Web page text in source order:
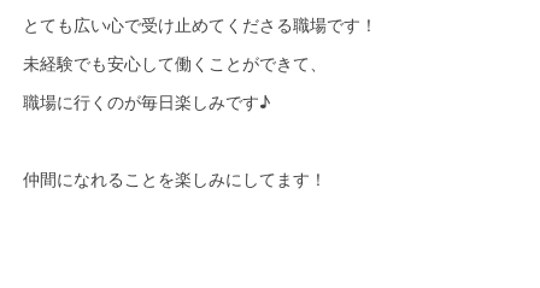
とても広い心で受け止めてくださる職場です！
未経験でも安心して働くことができて、
職場に行くのが毎日楽しみです♪
仲間になれることを楽しみにしてます！